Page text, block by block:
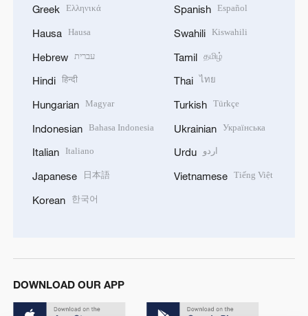
Greek Ελληνικά
Hausa Hausa
Hebrew עברית
Hindi हिन्दी
Hungarian Magyar
Indonesian Bahasa Indonesia
Italian Italiano
Japanese 日本語
Korean 한국어
Spanish Español
Swahili Kiswahili
Tamil தமிழ்
Thai ไทย
Turkish Türkçe
Ukrainian Українська
Urdu اردو
Vietnamese Tiếng Việt
DOWNLOAD OUR APP